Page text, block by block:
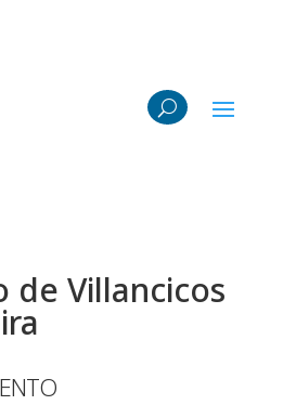
de Villancicos